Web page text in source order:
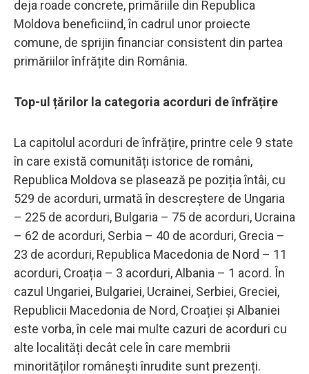
deja roade concrete, primăriile din Republica
Moldova beneficiind, în cadrul unor proiecte
comune, de sprijin financiar consistent din partea
primăriilor înfrățite din România.
Top-ul țărilor la categoria acorduri de înfrățire
La capitolul acorduri de înfrățire, printre cele 9 state
în care există comunități istorice de români,
Republica Moldova se plasează pe poziția întâi, cu
529 de acorduri, urmată în descreștere de Ungaria
– 225 de acorduri, Bulgaria – 75 de acorduri, Ucraina
– 62 de acorduri, Serbia – 40 de acorduri, Grecia –
23 de acorduri, Republica Macedonia de Nord – 11
acorduri, Croația – 3 acorduri, Albania – 1 acord. În
cazul Ungariei, Bulgariei, Ucrainei, Serbiei, Greciei,
Republicii Macedonia de Nord, Croației și Albaniei
este vorba, în cele mai multe cazuri de acorduri cu
alte localități decât cele în care membrii
minorităților românești înrudite sunt prezenți.